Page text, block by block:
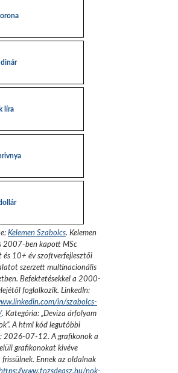
líra
Kelemen Szabolcs. Kelemen
2007-ben kapott MSc
és 10+ év szoftverfejlesztői
szerzett multinacionális
Befektetésekkel a 2000-
foglalkozik. LinkedIn:
in/szabolcs-
. Kategória: „Deviza árfolyam
”.A html kód legutóbbi
2026-07-12. A grafikonok a
grafikonokat kivéve
Ennek az oldalnak
www.tozsdeasz.hu/nok-